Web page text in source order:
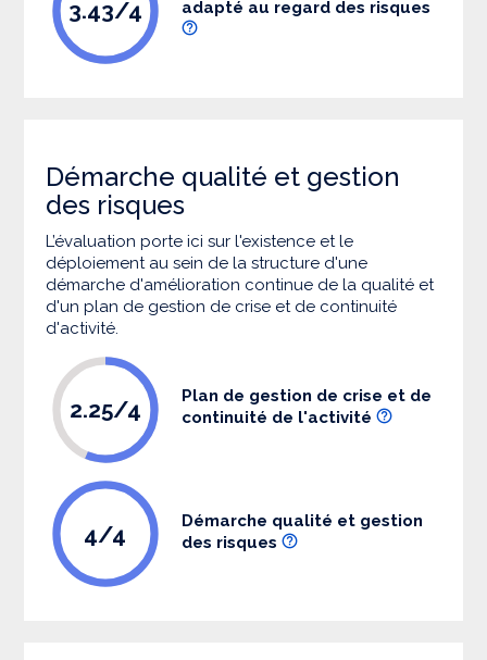
3.43/4 adapté au regard des risques
Démarche qualité et gestion
des risques
L’évaluation porte ici sur l'existence et le
déploiement au sein de la structure d'une
démarche d'amélioration continue de la qualité et
d'un plan de gestion de crise et de continuité
d'activité.
2.25/4
Plan de gestion de crise et de
continuité de l'activité
4/4
Démarche qualité et gestion
des risques